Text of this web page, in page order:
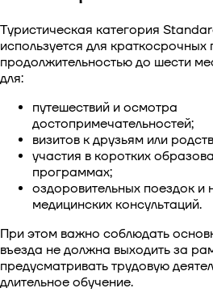
Виза в Сингапур
Виза во Вьетнам
Туристическая категория
используется для краткосрочных
продолжительностью до шести
для:
путешествий и осмотра
достопримечательностей;
визитов к друзьям или
участия в коротких
программах;
оздоровительных поездок и
медицинских консультаций.
При этом важно соблюдать
въезда не должна выходить за
предусматривать трудовую
длительное обучение.